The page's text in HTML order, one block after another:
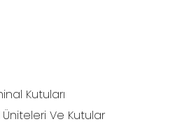
Kutuları
Üniteleri Ve Kutular